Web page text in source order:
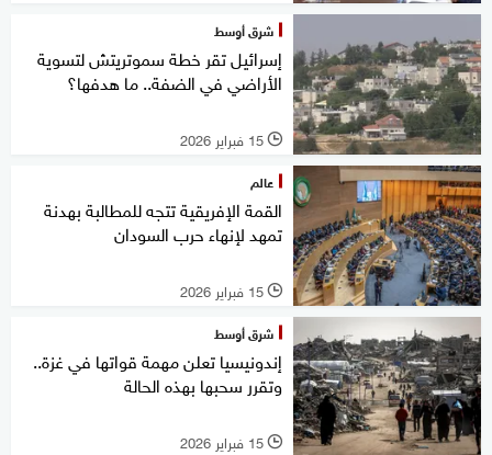
شرق أوسط
إسرائيل تقر خطة سموتريتش لتسوية
الأراضي في الضفة.. ما هدفها؟
l 15 فبراير 2026
عالم
القمة الإفريقية تتجه للمطالبة بهدنة
تمهد لإنهاء حرب السودان
l 15 فبراير 2026
شرق أوسط
إندونيسيا تعلن مهمة قواتها في غزة..
وتقرر سحبها بهذه الحالة
l 15 فبراير 2026